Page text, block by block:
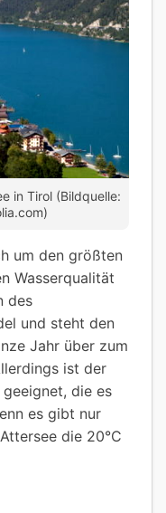
in Tirol (Bildquelle:
um den größten
Wasserqualität
des
und steht den
Jahr über zum
ist der
die es
es gibt nur
die 20°C